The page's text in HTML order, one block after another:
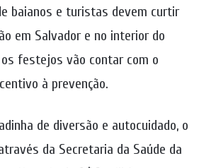
baianos e turistas devem curtir
em Salvador e no interior do
os festejos vão contar com o
à prevenção.
de diversão e autocuidado, o
da Secretaria da Saúde da